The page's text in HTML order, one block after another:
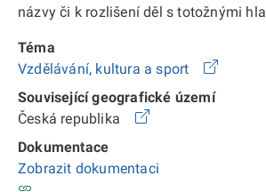
názvy či k rozlišení děl s totožnými
Téma
Vzdělávání, kultura a sport
Související geografické území
Česká republika
Dokumentace
Zobrazit dokumentaci